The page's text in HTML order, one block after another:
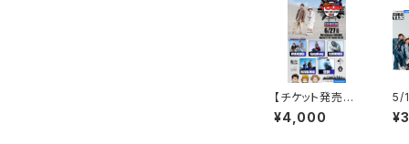
【チケット発売日
購入特典アリ】
《配信》6/27 Ma
¥4,000
5/